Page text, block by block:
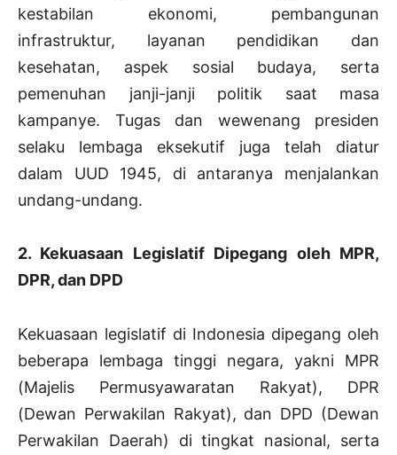
kestabilan ekonomi, pembangunan
infrastruktur, layanan pendidikan dan
kesehatan, aspek sosial budaya, serta
pemenuhan janji-janji politik saat masa
kampanye. Tugas dan wewenang presiden
selaku lembaga eksekutif juga telah diatur
dalam UUD 1945, di antaranya menjalankan
undang-undang.
2. Kekuasaan Legislatif Dipegang oleh MPR,
DPR, dan DPD
Kekuasaan legislatif di Indonesia dipegang oleh
beberapa lembaga tinggi negara, yakni MPR
(Majelis Permusyawaratan Rakyat), DPR
(Dewan Perwakilan Rakyat), dan DPD (Dewan
Perwakilan Daerah) di tingkat nasional, serta